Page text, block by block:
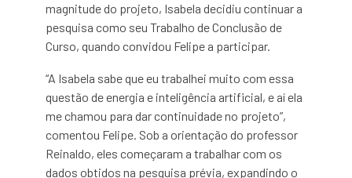
magnitude do projeto, Isabela decidiu continuar a
pesquisa como seu Trabalho de Conclusão de
Curso, quando convidou Felipe a participar.
“A Isabela sabe que eu trabalhei muito com essa
questão de energia e inteligência artificial, e aí ela
me chamou para dar continuidade no projeto”,
comentou Felipe. Sob a orientação do professor
Reinaldo, eles começaram a trabalhar com os
dados obtidos na pesquisa prévia, expandindo o